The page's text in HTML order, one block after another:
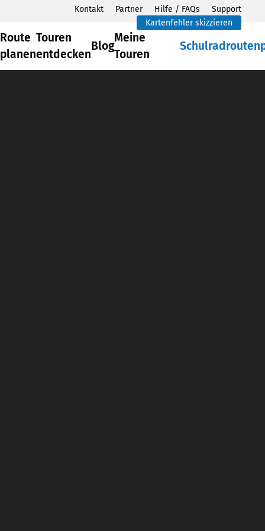
Kontakt Partner Hilfe / FAQs
Support
Kartenfehler skizzieren
Route
planen
Touren
entdecken
Blog
Meine
Touren